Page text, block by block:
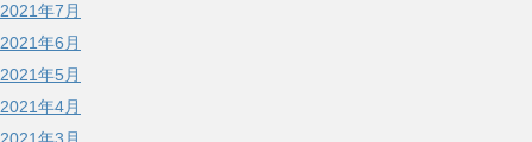
2021年7月
2021年6月
2021年5月
2021年4月